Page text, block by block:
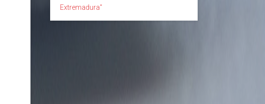
Extremadura"